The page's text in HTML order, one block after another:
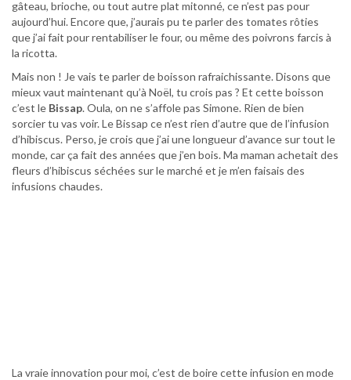
gâteau, brioche, ou tout autre plat mitonné, ce n’est pas pour
aujourd’hui. Encore que, j’aurais pu te parler des tomates rôties
que j’ai fait pour rentabiliser le four, ou même des poivrons farcis à
la ricotta.
Mais non ! Je vais te parler de boisson rafraichissante. Disons que
mieux vaut maintenant qu’à Noël, tu crois pas ? Et cette boisson
c’est le Bissap. Oula, on ne s’affole pas Simone. Rien de bien
sorcier tu vas voir. Le Bissap ce n’est rien d’autre que de l’infusion
d’hibiscus. Perso, je crois que j’ai une longueur d’avance sur tout le
monde, car ça fait des années que j’en bois. Ma maman achetait des
fleurs d’hibiscus séchées sur le marché et je m’en faisais des
infusions chaudes.
La vraie innovation pour moi, c’est de boire cette infusion en mode